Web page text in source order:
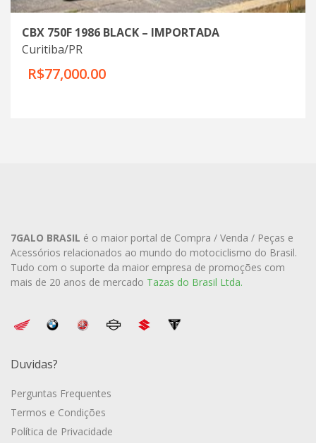
CBX 750F 1986 BLACK – IMPORTADA
Curitiba/PR
R$77,000.00
7GALO BRASIL é o maior portal de Compra / Venda / Peças e
Acessórios relacionados ao mundo do motociclismo do Brasil.
Tudo com o suporte da maior empresa de promoções com
mais de 20 anos de mercado Tazas do Brasil Ltda.
Duvidas?
Perguntas Frequentes
Termos e Condições
Política de Privacidade